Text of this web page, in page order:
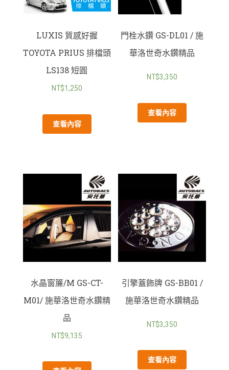
LUXIS 質感好握
TOYOTA PRIUS 排檔頭
LS138 短圓
NT$1,250
查看內容
門栓水鑽 GS-DL01 / 施
華洛世奇水鑽精品
NT$3,350
查看內容
水晶窗簾/M GS-CT-
M01/ 施華洛世奇水鑽精
品
NT$9,135
引擎蓋飾牌 GS-BB01 /
施華洛世奇水鑽精品
NT$3,350
查看內容